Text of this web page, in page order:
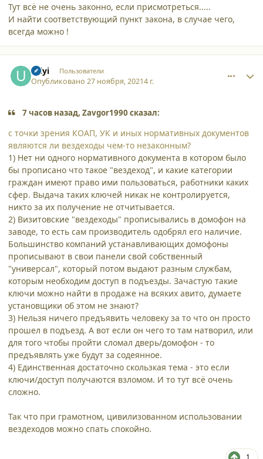
Тут всё не очень законно, если присмотреться.....
И найти соответствующий пункт закона, в случае чего,
всегда можно !
Uilyi Пользователи
Опубликовано27 ноября, 20214 г.
7 часов назад, Zavgor1990 сказал:
с точки зрения КОАП, УК и иных нормативных документов
являются ли вездеходы чем-то незаконным?
1) Нет ни одного нормативного документа в котором было
бы прописано что такое "вездеход", и какие категории
граждан имеют право ими пользоваться, работники каких
сфер. Выдача таких ключей никак не контролируется,
никто за их получение не отчитывается.
2) Визитовские "вездеходы" прописывались в домофон на
заводе, то есть сам производитель одобрял его наличие.
Большинство компаний устанавливающих домофоны
прописывают в свои панели свой собственный
"универсал", который потом выдают разным службам,
которым необходим доступ в подъезды. Зачастую такие
ключи можно найти в продаже на всяких авито, думаете
установщики об этом не знают?
3) Нельзя ничего предъявить человеку за то что он просто
прошел в подъезд. А вот если он чего то там натворил, или
для того чтобы пройти сломал дверь/домофон - то
предъявлять уже будут за содеянное.
4) Единственная достаточно скользкая тема - это если
ключи/доступ получаются взломом. И то тут всё очень
сложно.
Так что при грамотном, цивилизованном использовании
вездеходов можно спать спокойно.